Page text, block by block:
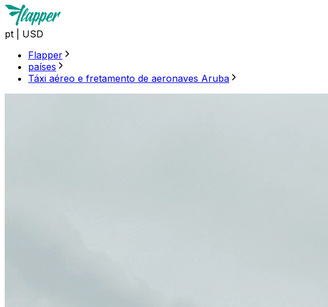
pt
USD
Flapper
países
Táxi aéreo e fretamento de aeronaves Aruba